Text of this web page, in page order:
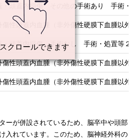
・頭蓋内損傷 その他の手術あり 手術
傷性頭蓋内血腫（非外傷性硬膜下血腫
・頭蓋内損傷 手術なし 手術・処置等２
傷性頭蓋内血腫（非外傷性硬膜下血腫以
傷性頭蓋内血腫（非外傷性硬膜下血腫
ーが併設されているため、脳卒中や頭部
入れています。このため、脳神経外科の